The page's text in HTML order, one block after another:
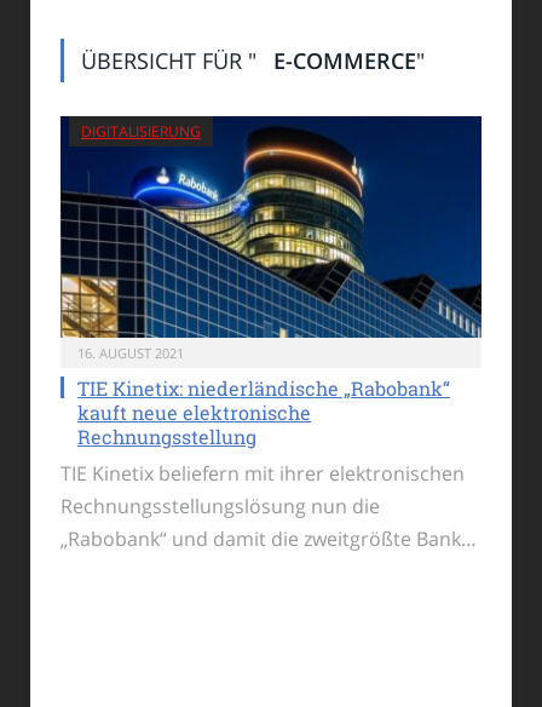
ÜBERSICHT FÜR " E-COMMERCE"
DIGITALISIERUNG
16. AUGUST 2021
TIE Kinetix: niederländische „Rabobank“
kauft neue elektronische
Rechnungsstellung
TIE Kinetix beliefern mit ihrer elektronischen
Rechnungsstellungslösung nun die
„Rabobank“ und damit die zweitgrößte Bank…